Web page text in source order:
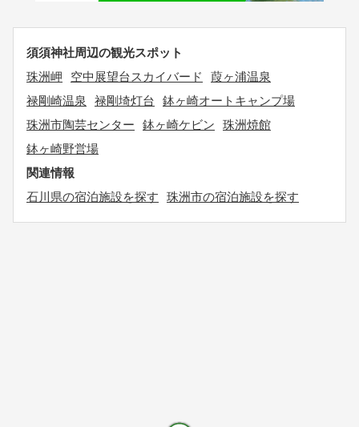
須須神社周辺の観光スポット
珠洲岬
空中展望台スカイバード
葭ヶ浦温泉
禄剛崎温泉
禄剛埼灯台
鉢ヶ崎オートキャンプ場
珠洲市陶芸センター
鉢ヶ崎ケビン
珠洲焼館
鉢ヶ崎野営場
関連情報
石川県の宿泊施設を探す
珠洲市の宿泊施設を探す